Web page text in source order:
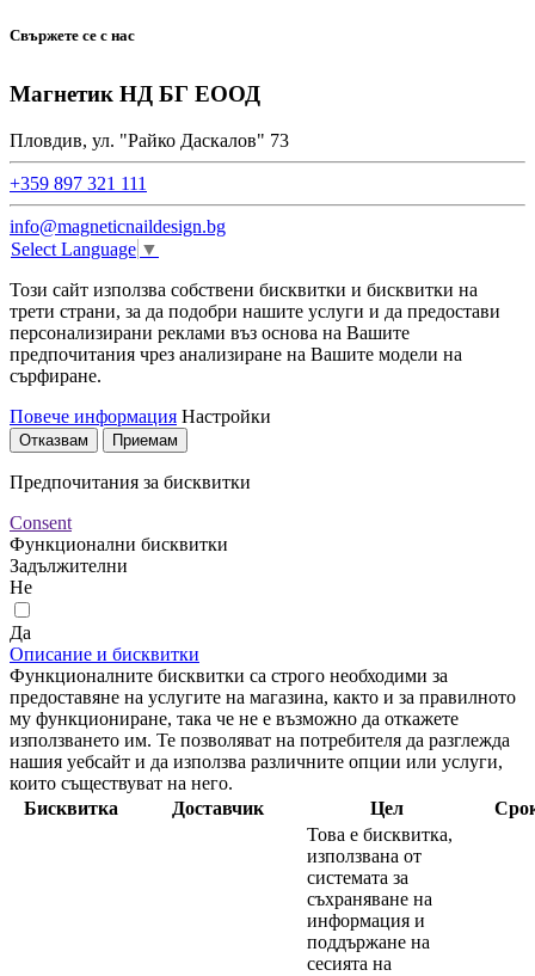
Свържете се с нас
Магнетик НД БГ ЕООД
Пловдив, ул. "Райко Даскалов" 73
+359 897 321 111
info@magneticnaildesign.bg
Select Language ▼
Този сайт използва собствени бисквитки и бисквитки на
трети страни, за да подобри нашите услуги и да предостави
персонализирани реклами въз основа на Вашите
предпочитания чрез анализиране на Вашите модели на
сърфиране.
Повече информация Настройки
Отказвам Приемам
Предпочитания за бисквитки
Consent
Функционални бисквитки
Задължителни
Не
Да
Описание и бисквитки
Функционалните бисквитки са строго необходими за
предоставяне на услугите на магазина, както и за правилното
му функциониране, така че не е възможно да откажете
използването им. Те позволяват на потребителя да разглежда
нашия уебсайт и да използва различните опции или услуги,
които съществуват на него.
Бисквитка
Доставчик Цел
Това е бисквитка,
използвана от
системата за
съхраняване на
информация и
поддържане на
сесията на